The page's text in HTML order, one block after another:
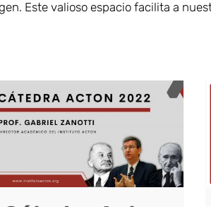
Este valioso espacio facilita a